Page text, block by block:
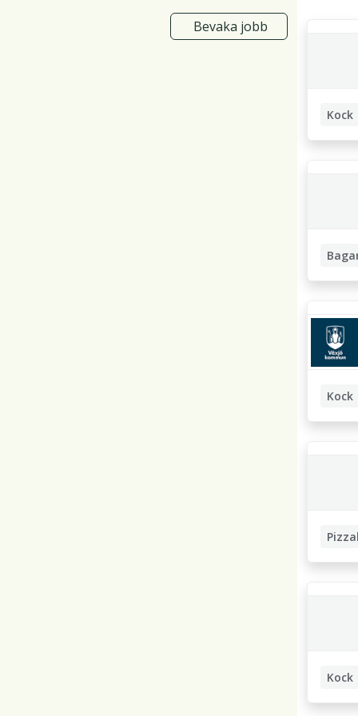
Bevaka jobb
Kock
Kock
Kock